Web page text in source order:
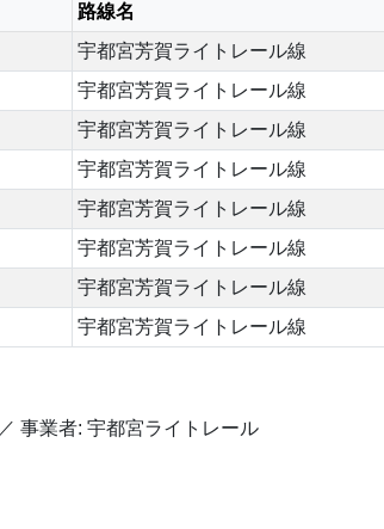
路線名
宇都宮芳賀ライトレール線
宇都宮芳賀ライトレール線
宇都宮芳賀ライトレール線
宇都宮芳賀ライトレール線
宇都宮芳賀ライトレール線
宇都宮芳賀ライトレール線
宇都宮芳賀ライトレール線
宇都宮芳賀ライトレール線
／ 事業者: 宇都宮ライトレール